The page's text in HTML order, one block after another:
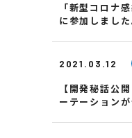
「新型コロナ
に参加しました
2021.03.12
【開発秘話公
ーテーション